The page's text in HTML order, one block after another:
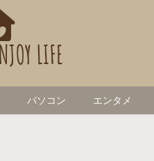
パソコン エンタメ